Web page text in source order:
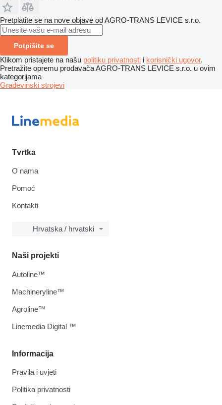
Pretplatite se na nove objave od AGRO-TRANS LEVICE s.r.o.
Potpišite se
Klikom pristajete na našu politiku privatnosti i korisnički ugovor.
Pretražite opremu prodavača AGRO-TRANS LEVICE s.r.o. u ovim
kategorijama
Građevinski strojevi
Tvrtka
O nama
Pomoć
Kontakti
Hrvatska / hrvatski
Informacija
Pravila i uvjeti
Politika privatnosti
Naši projekti
Autoline™
Machineryline™
Agroline™
Linemedia Digital ™